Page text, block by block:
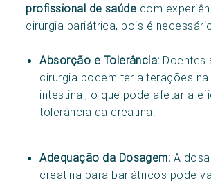
profissional de saúde com
cirurgia bariátrica, pois é
Absorção e Tolerância: Doentes
cirurgia podem ter alterações
intestinal, o que pode afetar a
tolerância da creatina.
Adequação da Dosagem: A
creatina para bariátricos pode